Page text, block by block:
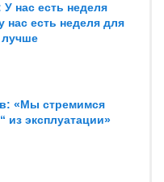
нас есть неделя
нас есть неделя для
лучше
«Мы стремимся
из эксплуатации»